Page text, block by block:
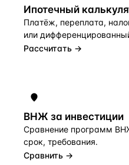
Ипотечный
Платёж, переплата,
или
Рассчитать →
ВНЖ за инвестиции
Сравнение программ
срок, требования.
Сравнить →